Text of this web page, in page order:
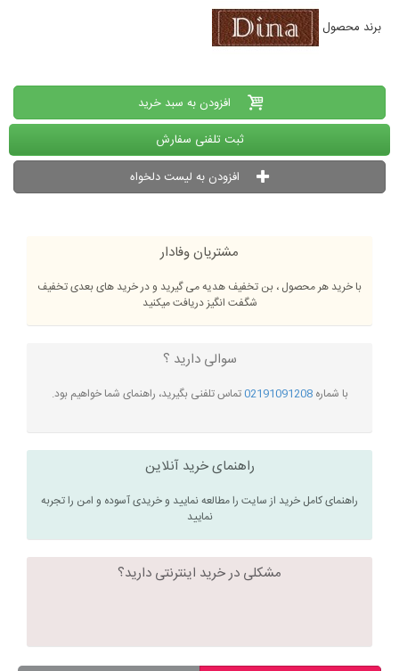
برند محصول
افزودن به سبد خرید
ثبت تلفنی سفارش
افزودن به لیست دلخواه
مشتریان وفادار
با خرید هر محصول ، بن تخفیف هدیه می گیرید و در خرید های بعدی تخفیف
شگفت انگیز دریافت میکنید
سوالی دارید ؟
با شماره02191091208تماس تلفنی بگیرید، راهنمای شما خواهیم بود.
راهنمای خرید آنلاین
راهنمای کامل خرید از سایت را مطالعه نمایید و خریدی آسوده و امن را تجربه
نمایید
مشکلی در خرید اینترنتی دارید؟